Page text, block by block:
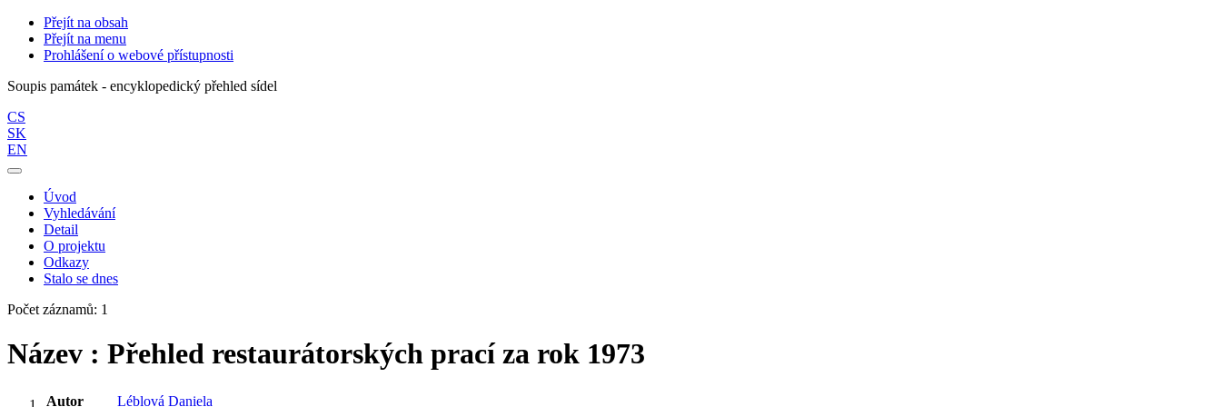
Přejít na obsah
Přejít na menu
Prohlášení o webové přístupnosti
Soupis památek - encyklopedický přehled sídel
CS
SK
EN
Úvod
Vyhledávání
Detail
O projektu
Odkazy
Stalo se dnes
Počet záznamů: 1
Název : Přehled restaurátorských prací za rok 1973
Autor
Léblová Daniela